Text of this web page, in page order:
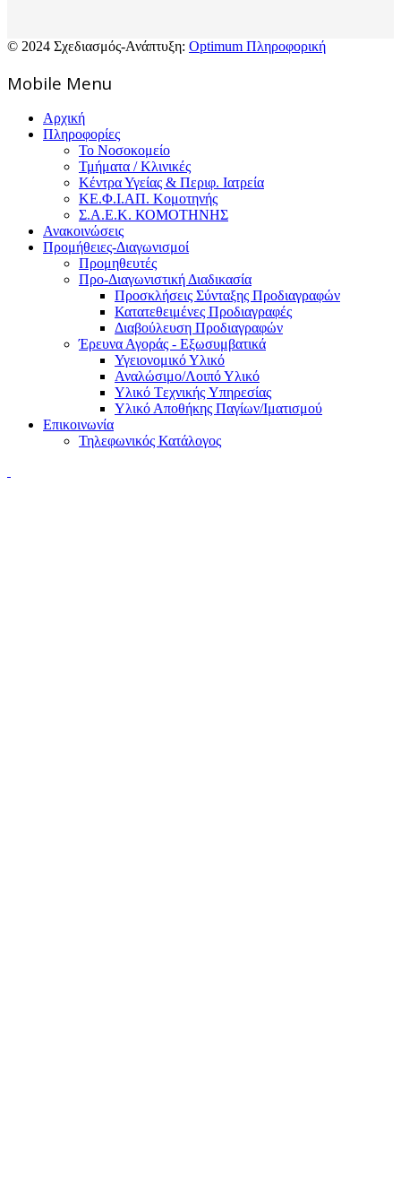
© 2024 Σχεδιασμός-Ανάπτυξη: Optimum Πληροφορική
Mοbile Menu
Αρχική
Πληροφορίες
Το Νοσοκομείο
Τμήματα / Κλινικές
Κέντρα Υγείας & Περιφ. Ιατρεία
ΚΕ.Φ.Ι.ΑΠ. Κομοτηνής
Σ.Α.Ε.Κ. ΚΟΜΟΤΗΝΗΣ
Ανακοινώσεις
Προμήθειες-Διαγωνισμοί
Προμηθευτές
Προ-Διαγωνιστική Διαδικασία
Προσκλήσεις Σύνταξης Προδιαγραφών
Κατατεθειμένες Προδιαγραφές
Διαβούλευση Προδιαγραφών
Έρευνα Αγοράς - Εξωσυμβατικά
Υγειονομικό Υλικό
Αναλώσιμο/Λοιπό Υλικό
Υλικό Tεχνικής Yπηρεσίας
Υλικό Αποθήκης Παγίων/Ιματισμού
Επικοινωνία
Τηλεφωνικός Κατάλογος